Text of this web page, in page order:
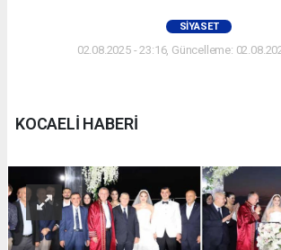
SIYASET
02.08.2025 - 23:16, Güncelleme:
KOCAELİ HABERİ